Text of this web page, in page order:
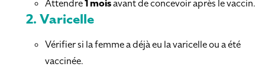
Attendre1 moisavant de concevoir après le vaccin.
2. Varicelle
Vérifier si la femme a déjà eu la varicelle ou a été
vaccinée.